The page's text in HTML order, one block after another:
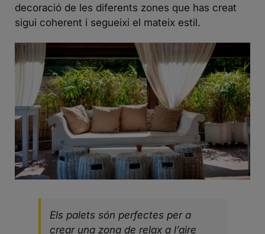
decoració de les diferents zones que has creat
sigui coherent i segueixi el mateix estil.
Els palets són perfectes per a
crear una zona de relax a l’aire